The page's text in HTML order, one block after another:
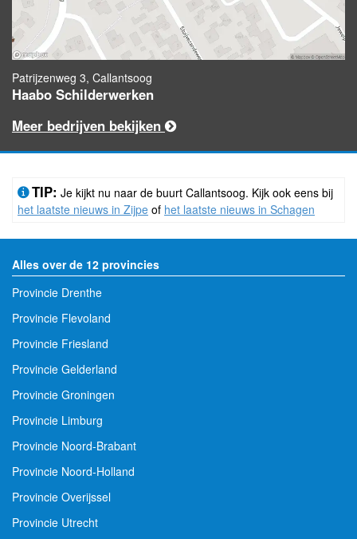
Patrijzenweg 3, Callantsoog
Haabo Schilderwerken
Meer bedrijven bekijken
TIP: Je kijkt nu naar de buurt Callantsoog. Kijk ook eens bij
het laatste nieuws in Zijpe of het laatste nieuws in Schagen
Alles over de 12 provincies
Provincie Drenthe
Provincie Flevoland
Provincie Friesland
Provincie Gelderland
Provincie Groningen
Provincie Limburg
Provincie Noord-Brabant
Provincie Noord-Holland
Provincie Overijssel
Provincie Utrecht